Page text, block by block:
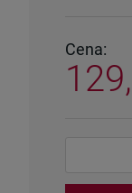
Cena: